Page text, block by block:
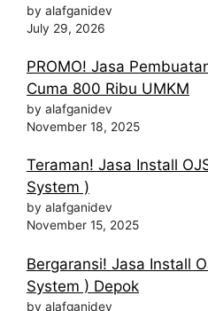
by alafganidev
July 29, 2026
PROMO! Jasa
Cuma 800 Ribu UMKM
by alafganidev
November 18, 2025
Teraman! Jasa Install
System )
by alafganidev
November 15, 2025
Bergaransi! Jasa Install
System ) Depok
by alafganidev